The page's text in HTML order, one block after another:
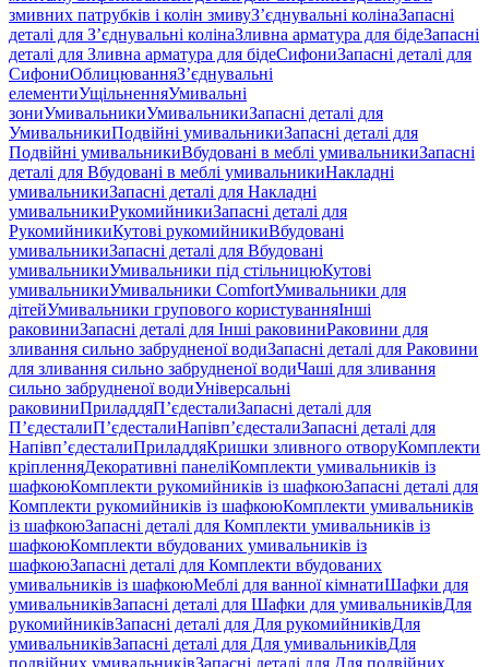
змивних патрубків і колін змивуЗ’єднувальні колінаЗапасні
деталі для З’єднувальні колінаЗливна арматура для бідеЗапасні
деталі для Зливна арматура для бідеСифониЗапасні деталі для
СифониОблицюванняЗ’єднувальні
елементиУщільненняУмивальні
зониУмивальникиУмивальникиЗапасні деталі для
УмивальникиПодвійні умивальникиЗапасні деталі для
Подвійні умивальникиВбудовані в меблі умивальникиЗапасні
деталі для Вбудовані в меблі умивальникиНакладні
умивальникиЗапасні деталі для Накладні
умивальникиРукомийникиЗапасні деталі для
РукомийникиКутові рукомийникиВбудовані
умивальникиЗапасні деталі для Вбудовані
умивальникиУмивальники під стільницюКутові
умивальникиУмивальники ComfortУмивальники для
дітейУмивальники групового користуванняІнші
раковиниЗапасні деталі для Інші раковиниРаковини для
зливання сильно забрудненої водиЗапасні деталі для Раковини
для зливання сильно забрудненої водиЧаші для зливання
сильно забрудненої водиУніверсальні
раковиниПриладдяП’єдесталиЗапасні деталі для
П’єдесталиП’єдесталиНапівп’єдесталиЗапасні деталі для
Напівп’єдесталиПриладдяКришки зливного отворуКомплекти
кріпленняДекоративні панеліКомплекти умивальників із
шафкоюКомплекти рукомийників із шафкоюЗапасні деталі для
Комплекти рукомийників із шафкоюКомплекти умивальників
із шафкоюЗапасні деталі для Комплекти умивальників із
шафкоюКомплекти вбудованих умивальників із
шафкоюЗапасні деталі для Комплекти вбудованих
умивальників із шафкоюМеблі для ванної кімнатиШафки для
умивальниківЗапасні деталі для Шафки для умивальниківДля
рукомийниківЗапасні деталі для Для рукомийниківДля
умивальниківЗапасні деталі для Для умивальниківДля
подвійних умивальниківЗапасні деталі для Для подвійних